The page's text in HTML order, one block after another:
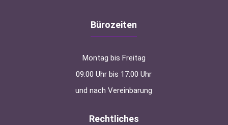
Bürozeiten
Montag bis Freitag
09:00 Uhr bis 17:00 Uhr
und nach Vereinbarung
Rechtliches